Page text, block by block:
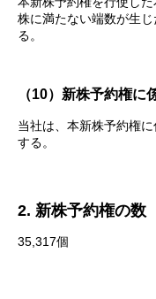
株に満たない端数が生
る。
（10）新株予約権
当社は、本新株予約権
する。
2. 新株予約権の数
35,317個